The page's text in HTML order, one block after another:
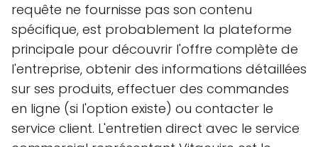
requête ne fournisse pas son contenu
spécifique, est probablement la plateforme
principale pour découvrir l'offre complète de
l'entreprise, obtenir des informations détaillées
sur ses produits, effectuer des commandes
en ligne (si l'option existe) ou contacter le
service client. L'entretien direct avec le service